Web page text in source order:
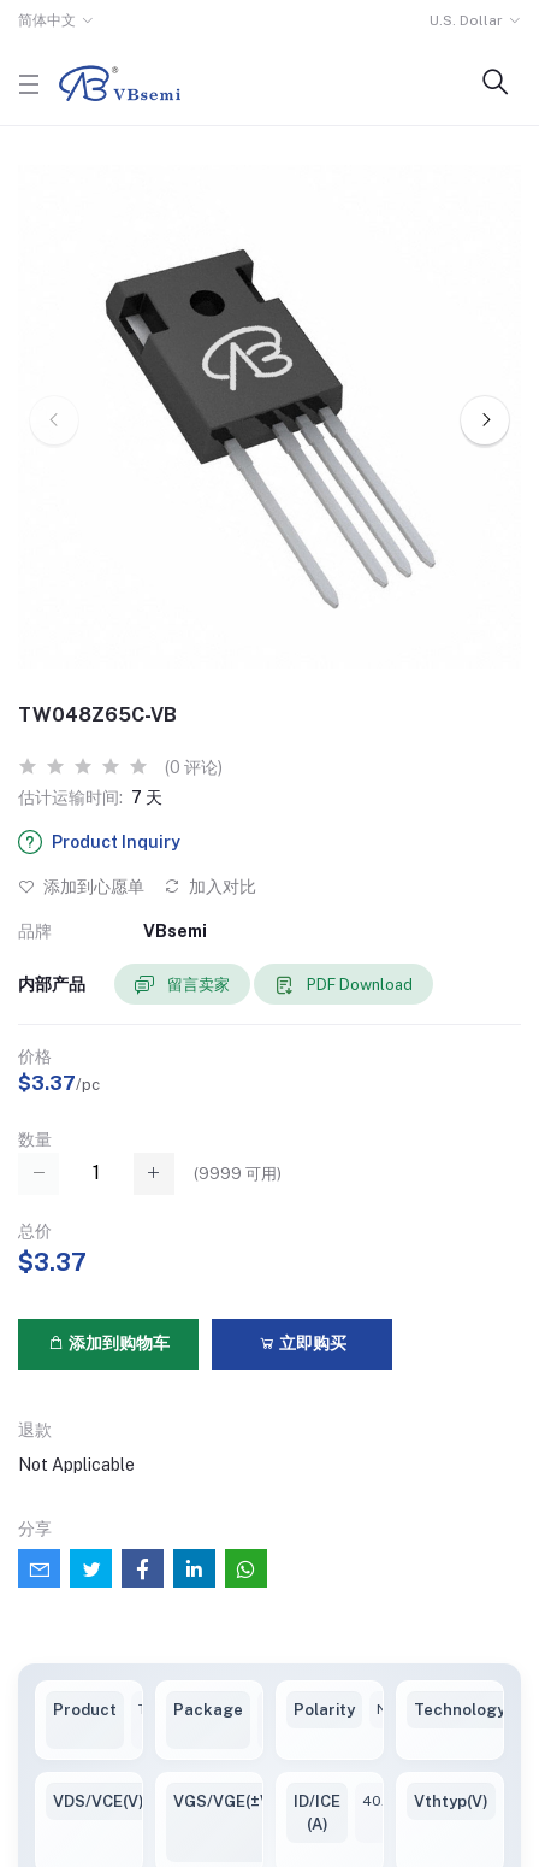
简体中文 U.S. Dollar
TW048Z65C-VB
(0 评论)
估计运输时间: 7 天
Product Inquiry
添加到心愿单 加入对比
品牌 VBsemi
内部产品 留言卖家 PDF Download
价格
$3.37/pc
数量
(9999 可用)
总价
$3.37
添加到购物车 立即购买
退款
Not Applicable
分享
Product
TW048Z65C-
Package
TO247-Polarity N Technology
VDS/VCE(V) 650V
VGS/VGE(±V)
-10
/
ID/ICE
(A)
40A Vthtyp(V)